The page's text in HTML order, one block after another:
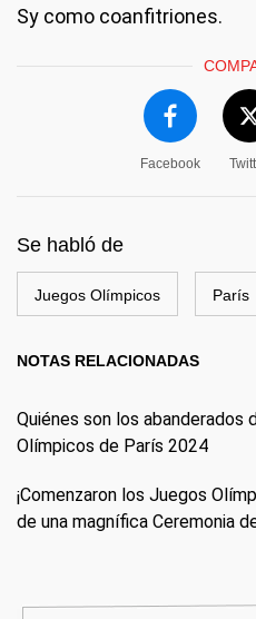
Sy como coanfitriones.
Facebook
Se habló de
Juegos Olímpicos París
NOTAS RELACIONADAS
Quiénes son los abanderados
Olímpicos de París 2024
¡Comenzaron los Juegos
de una magnífica Ceremonia